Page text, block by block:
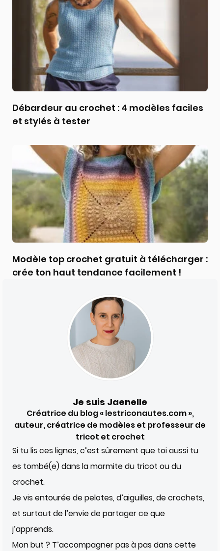
Débardeur au crochet : 4 modèles faciles
et stylés à tester
Modèle top crochet gratuit à télécharger :
crée ton haut tendance facilement !
Je suis Jaenelle
Créatrice du blog « lestriconautes.com »,
auteur, créatrice de modèles et professeur de
tricot et crochet
Si tu lis ces lignes, c’est sûrement que toi aussi tu
es tombé(e) dans la marmite du tricot ou du
crochet.
Je vis entourée de pelotes, d’aiguilles, de crochets,
et surtout de l’envie de partager ce que
j’apprends.
Mon but ? T’accompagner pas à pas dans cette